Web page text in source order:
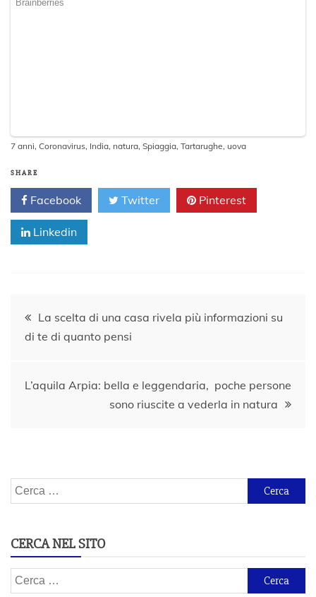
7 anni, Coronavirus, India, natura, Spiaggia, Tartarughe, uova
SHARE
Facebook Twitter Pinterest
Linkedin
Navigazione
articoli
La scelta di una casa rivela più informazioni su
di te di quanto pensi
L’aquila Arpia: bella e leggendaria, poche persone
sono riuscite a vederla in natura
Ricerca
per:
CERCA NEL SITO
Ricerca